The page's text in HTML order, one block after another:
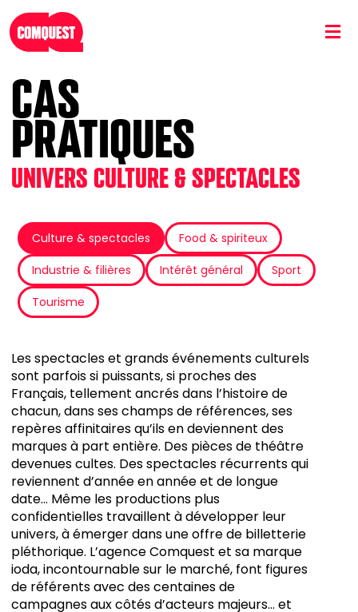
au
contenu
CAS
PRATIQUES
UNIVERS CULTURE & SPECTACLES
Culture & spectacles
Food & spiriteux
Industrie & filières
Intérêt général
Sport
Tourisme
Les spectacles et grands événements culturels
sont parfois si puissants, si proches des
Français, tellement ancrés dans l’histoire de
chacun, dans ses champs de références, ses
repères affinitaires qu’ils en deviennent des
marques à part entière. Des pièces de théâtre
devenues cultes. Des spectacles récurrents qui
reviennent d’année en année et de longue
date… Même les productions plus
confidentielles travaillent à développer leur
univers, à émerger dans une offre de billetterie
pléthorique. L’agence Comquest et sa marque
ioda, incontournable sur le marché, font figures
de référents avec des centaines de
campagnes aux côtés d’acteurs majeurs… et